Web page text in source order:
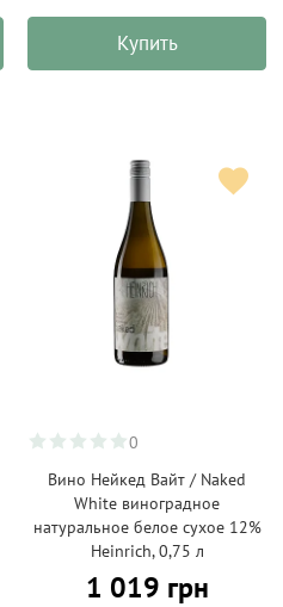
Купить
0
Вино Нейкед Вайт / Naked
White виноградное
натуральное белое сухое 12%
Heinrich, 0,75 л
1 019 грн